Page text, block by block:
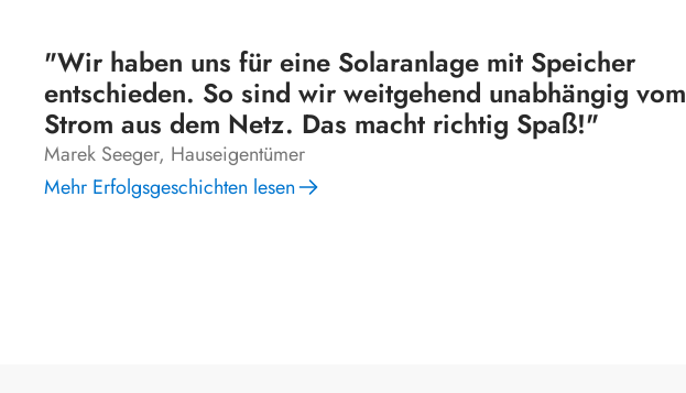
"Wir haben uns für eine Solaranlage mit Speicher
entschieden. So sind wir weitgehend unabhängig vom
Strom aus dem Netz. Das macht richtig Spaß!"
Marek Seeger, Hauseigentümer
Mehr Erfolgsgeschichten lesen